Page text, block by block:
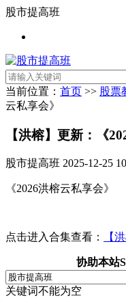
股市提高班
当前位置： 首页 >> 股票
云私享会》
【洪榕】更新：《
股市提高班 2025-12-25
《2026洪榕云私享会》
点击进入合集查看： 【
协助本站
关键词不能为空